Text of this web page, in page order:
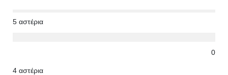
5 αστέρια
0
4 αστέρια